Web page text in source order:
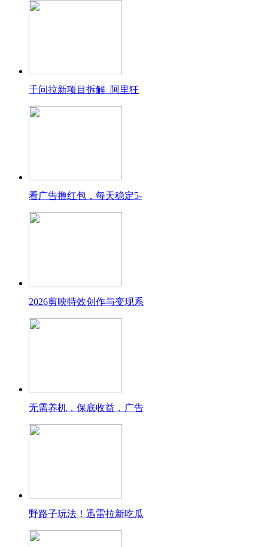
千问拉新项目拆解_阿里狂
看广告撸红包，每天稳定5-
2026剪映特效创作与变现系
无需养机，保底收益，广告
野路子玩法！迅雷拉新吃瓜